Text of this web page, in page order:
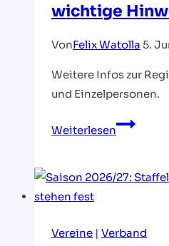
wichtige
VonFelix Watolla 5.
Weitere Infos zur
und Einzelpersonen.
Weiterlesen
zur
wichtige
Vereine | Verband